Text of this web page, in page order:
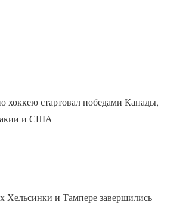
хоккею стартовал победами Канады,
и США
Хельсинки и Тампере завершились